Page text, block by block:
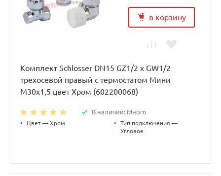
в корзину
Комплект Schlosser DN15 GZ1/2 x GW1/2
трехосевой правый с термостатом Мини
M30x1,5 цвет Хром (602200068)
В наличии: Много
• Цвет — Хром •
Тип подключения —
Угловое